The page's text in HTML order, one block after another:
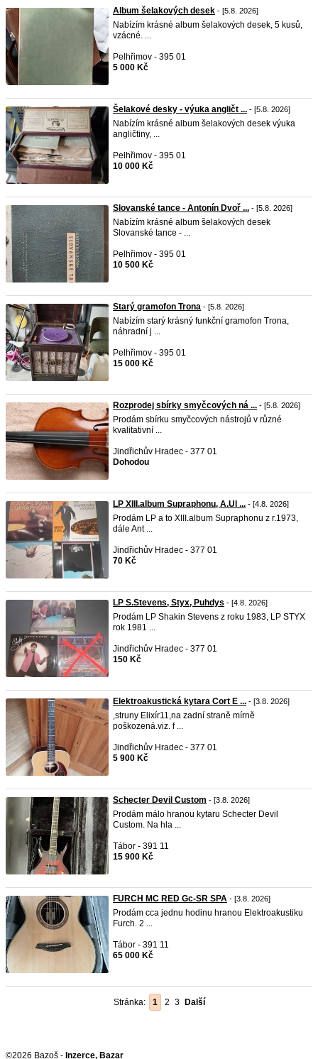
Album šelakových desek - [5.8. 2026]
Nabízím krásné album šelakových desek, 5 kusů,
vzácné. ...
Pelhřimov - 395 01
5 000 Kč
Šelakové desky - výuka angličt ... - [5.8. 2026]
Nabízím krásné album šelakových desek výuka
angličtiny, ...
Pelhřimov - 395 01
10 000 Kč
Slovanské tance - Antonín Dvoř ... - [5.8. 2026]
Nabízím krásné album šelakových desek
Slovanské tance - ...
Pelhřimov - 395 01
10 500 Kč
Starý gramofon Trona - [5.8. 2026]
Nabízím starý krásný funkční gramofon Trona,
náhradní j ...
Pelhřimov - 395 01
15 000 Kč
Rozprodej sbírky smyčcových ná ... - [5.8. 2026]
Prodám sbírku smyčcových nástrojů v různé
kvalitativní ...
Jindřichův Hradec - 377 01
Dohodou
LP XIII.album Supraphonu, A.Ul ... - [4.8. 2026]
Prodám LP a to XIII.album Supraphonu z r.1973,
dále Ant ...
Jindřichův Hradec - 377 01
70 Kč
LP S.Stevens, Styx, Puhdys - [4.8. 2026]
Prodám LP Shakin Stevens z roku 1983, LP STYX
rok 1981 ...
Jindřichův Hradec - 377 01
150 Kč
Elektroakustická kytara Cort E ... - [3.8. 2026]
,struny Elixír11,na zadní straně mírně
poškozená.viz. f ...
Jindřichův Hradec - 377 01
5 900 Kč
Schecter Devil Custom - [3.8. 2026]
Prodám málo hranou kytaru Schecter Devil
Custom. Na hla ...
Tábor - 391 11
15 900 Kč
FURCH MC RED Gc-SR SPA - [3.8. 2026]
Prodám cca jednu hodinu hranou Elektroakustiku
Furch. 2 ...
Tábor - 391 11
65 000 Kč
Stránka: 1 2 3 Další
©2026 Bazoš - Inzerce, Bazar